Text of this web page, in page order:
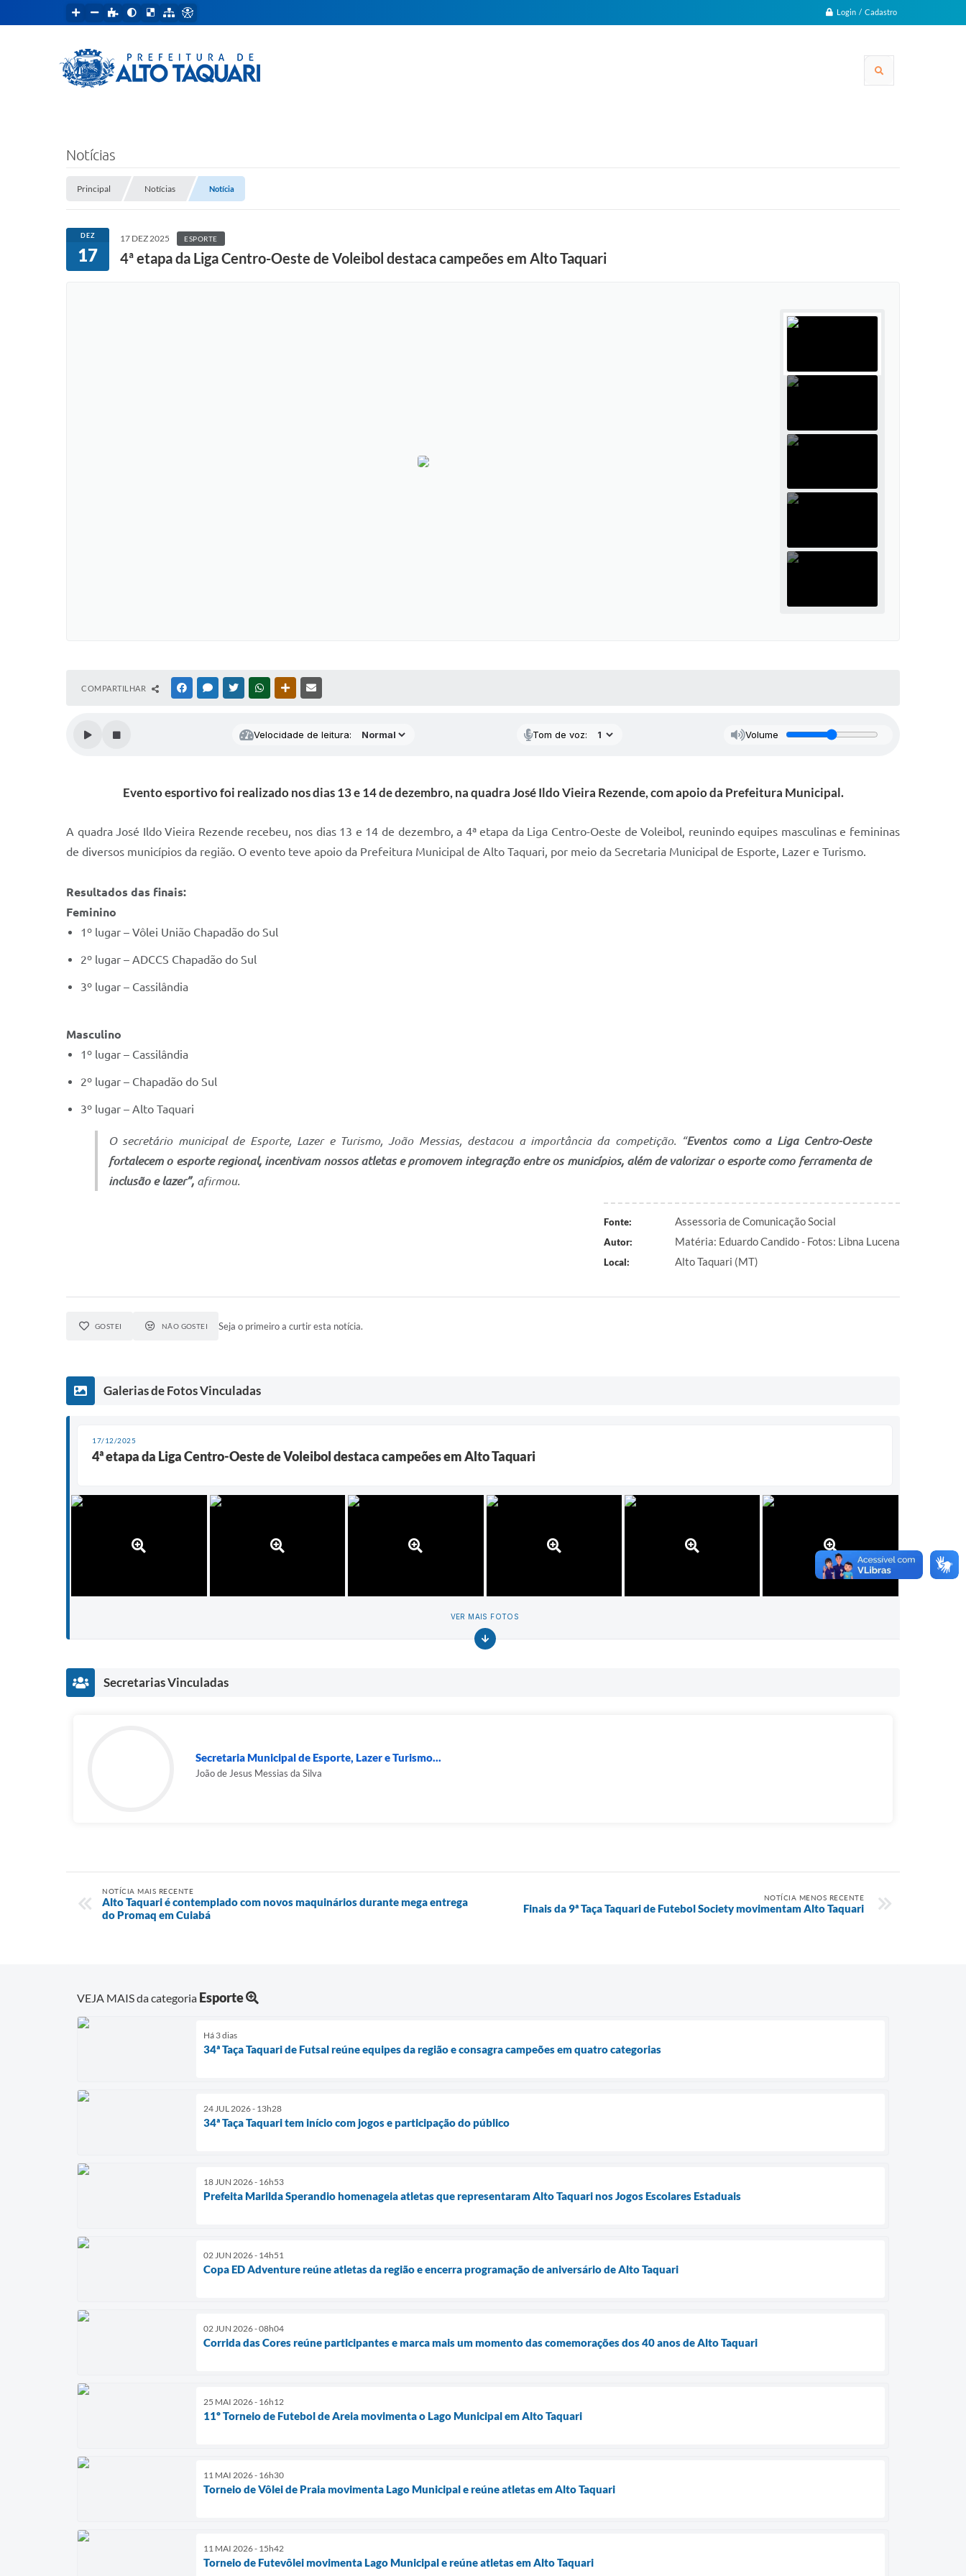
Login / Cadastro
Notícias
Principal Notícias Notícia
DEZ
17
17 DEZ 2025 ESPORTE
4ª etapa da Liga Centro-Oeste de Voleibol destaca campeões em Alto Taquari
COMPARTILHAR FACEBOOKMESSENGER
TWITTERWHATSAPPOUTRAS MÍDIAS
Velocidade de leitura: Tom de voz: Volume
Evento esportivo foi realizado nos dias 13 e 14 de dezembro, na quadra José Ildo Vieira Rezende, com apoio da Prefeitura Municipal.
A quadra José Ildo Vieira Rezende recebeu, nos dias 13 e 14 de dezembro, a 4ª etapa da Liga Centro-Oeste de Voleibol, reunindo equipes masculinas e femininas
de diversos municípios da região. O evento teve apoio da Prefeitura Municipal de Alto Taquari, por meio da Secretaria Municipal de Esporte, Lazer e Turismo.
Resultados das finais:
Feminino
1º lugar – Vôlei União Chapadão do Sul
2º lugar – ADCCS Chapadão do Sul
3º lugar – Cassilândia
Masculino
1º lugar – Cassilândia
2º lugar – Chapadão do Sul
3º lugar – Alto Taquari
O secretário municipal de Esporte, Lazer e Turismo, João Messias, destacou a importância da competição. “Eventos como a Liga Centro-Oeste
fortalecem o esporte regional, incentivam nossos atletas e promovem integração entre os municípios, além de valorizar o esporte como ferramenta de
inclusão e lazer”, afirmou.
Fonte: Assessoria de Comunicação Social
Autor: Matéria: Eduardo Candido - Fotos: Libna Lucena
Local: Alto Taquari (MT)
GOSTEI NÃO GOSTEI Seja o primeiro a curtir esta notícia.
Galerias de Fotos Vinculadas
17/12/2025
4ª etapa da Liga Centro-Oeste de Voleibol destaca campeões em Alto Taquari
VER MAIS FOTOS
Secretarias Vinculadas
Secretaria Municipal de Esporte, Lazer e Turismo...
João de Jesus Messias da Silva
NOTÍCIA MAIS RECENTE
Alto Taquari é contemplado com novos maquinários durante mega entrega
do Promaq em Cuiabá
NOTÍCIA MENOS RECENTE
Finais da 9ª Taça Taquari de Futebol Society movimentam Alto Taquari
VEJA MAIS da categoria Esporte
Há 3 dias
34ª Taça Taquari de Futsal reúne equipes da região e consagra campeões em quatro categorias
24 JUL 2026 - 13h28
34ª Taça Taquari tem início com jogos e participação do público
18 JUN 2026 - 16h53
Prefeita Marilda Sperandio homenageia atletas que representaram Alto Taquari nos Jogos Escolares Estaduais
02 JUN 2026 - 14h51
Copa ED Adventure reúne atletas da região e encerra programação de aniversário de Alto Taquari
02 JUN 2026 - 08h04
Corrida das Cores reúne participantes e marca mais um momento das comemorações dos 40 anos de Alto Taquari
25 MAI 2026 - 16h12
11º Torneio de Futebol de Areia movimenta o Lago Municipal em Alto Taquari
11 MAI 2026 - 16h30
Torneio de Vôlei de Praia movimenta Lago Municipal e reúne atletas em Alto Taquari
11 MAI 2026 - 15h42
Torneio de Futevôlei movimenta Lago Municipal e reúne atletas em Alto Taquari